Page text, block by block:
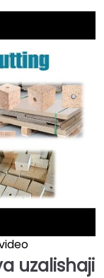
uzalishaji